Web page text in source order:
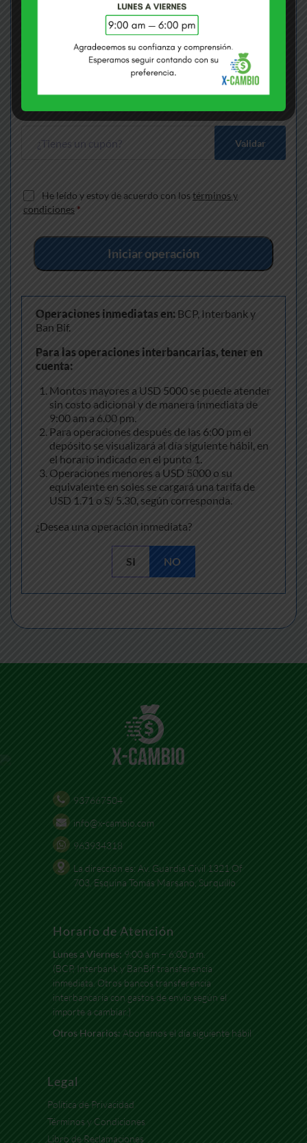
Dólares
Gana S/170.11más que cambiando en bancos
Validar
He leído y estoy de acuerdo con lostérminos y
condiciones*
Iniciar operación
Operaciones inmediatas en: BCP, Interbank y
Ban Bif.
Para las operaciones interbancarias, tener en
cuenta:
Montos mayores a USD 5000 se puede atender
sin costo adicional y de manera inmediata de
9:00 am a 6.00 pm.
Para operaciones después de las 6:00 pm el
depósito se visualizará al día siguiente hábil, en
el horario indicado en el punto 1.
Operaciones menores a USD 5000 o su
equivalente en soles se cargará una tarifa de
USD 1.71 o S/ 5.30, según corresponda.
¿Desea una operación inmediata?
SI NO
937667504
info@x-cambio.com
963934318
La dirección es: Av. Guardia Civil 1321 Of
703, Esquina Tomás Marsano, Surquillo
Horario de Atención
Lunes a Viernes: 9:00 a.m – 6:00 p.m.
(BCP, Interbank y BanBif transferencia
inmediata. Otros bancos transferencia
interbancaria con gastos de envío según el
importe a cambiar.)
Otros Horarios: Abonamos el día siguiente hábil
Legal
Política de Privacidad
Términos y Condiciones
Libro de Reclamaciones